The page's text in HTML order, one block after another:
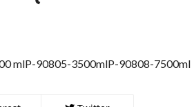
mlP-90805-3500mlP-90808-7500ml